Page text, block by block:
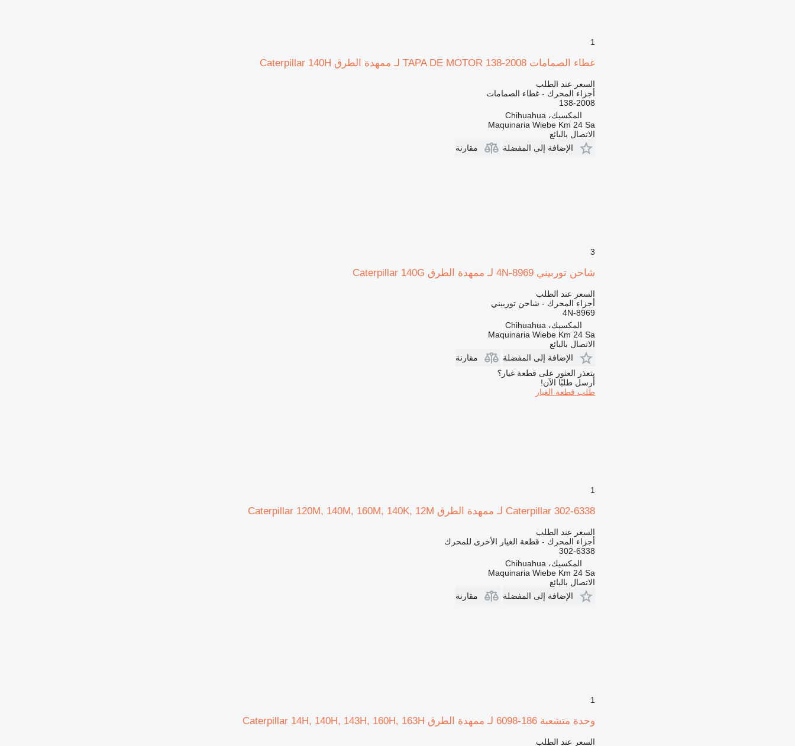
1
غطاء الصمامات TAPA DE MOTOR 138-2008 لـ ممهدة الطرق Caterpillar 140H
السعر عند الطلب
أجزاء المحرك - غطاء الصمامات
138-2008
المكسيك، Chihuahua
Maquinaria Wiebe Km 24 Sa
الاتصال بالبائع
الإضافة إلى المفضلة
مقارنة
3
شاحن توربيني 4N-8969 لـ ممهدة الطرق Caterpillar 140G
السعر عند الطلب
أجزاء المحرك - شاحن توربيني
4N-8969
المكسيك، Chihuahua
Maquinaria Wiebe Km 24 Sa
الاتصال بالبائع
الإضافة إلى المفضلة
مقارنة
يتعذر العثور على قطعة غيار؟
أرسل طلبًا الآن!
طلب قطعة الغيار
1
Caterpillar 302-6338 لـ ممهدة الطرق Caterpillar 120M, 140M, 160M, 140K, 12M
السعر عند الطلب
أجزاء المحرك - قطعة الغيار الأخرى للمحرك
302-6338
المكسيك، Chihuahua
Maquinaria Wiebe Km 24 Sa
الاتصال بالبائع
الإضافة إلى المفضلة
مقارنة
1
وحدة متشعبة 186-6098 لـ ممهدة الطرق Caterpillar 14H, 140H, 143H, 160H, 163H
السعر عند الطلب